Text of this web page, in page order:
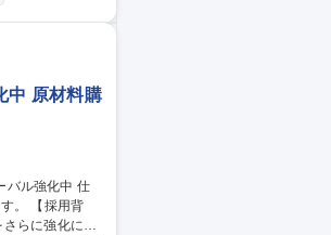
中 原材料購
。 【採用背
らに強化に当